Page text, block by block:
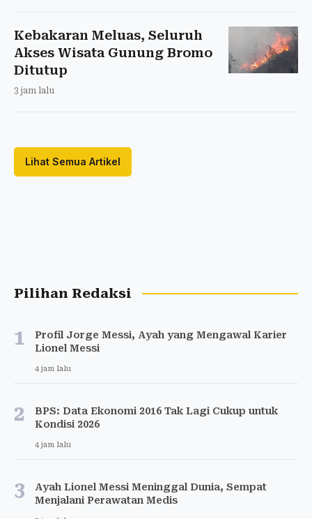
Kebakaran Meluas, Seluruh
Akses Wisata Gunung Bromo
Ditutup
3 jam lalu
Lihat Semua Artikel
Pilihan Redaksi
1
Profil Jorge Messi, Ayah yang Mengawal Karier
Lionel Messi
4 jam lalu
2
BPS: Data Ekonomi 2016 Tak Lagi Cukup untuk
Kondisi 2026
4 jam lalu
3
Ayah Lionel Messi Meninggal Dunia, Sempat
Menjalani Perawatan Medis